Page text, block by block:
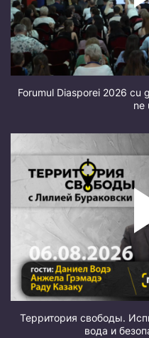
Forumul Diasporei 2026 cu
ne
Территория свободы.
вода и